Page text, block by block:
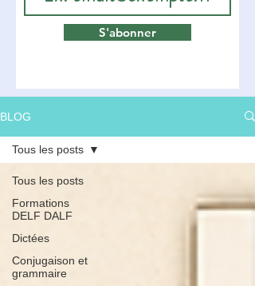
S'abonner
BLOG
Tous les posts
Formations
DELF DALF
Dictées
Conjugaison et
grammaire
Tous les posts